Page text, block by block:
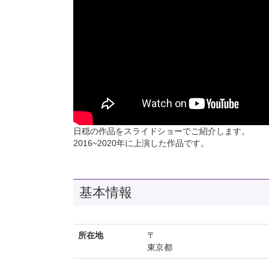
日穏の作品をスライドショーでご紹介します。
2016~2020年に上演した作品です。
基本情報
所在地
〒
東京都